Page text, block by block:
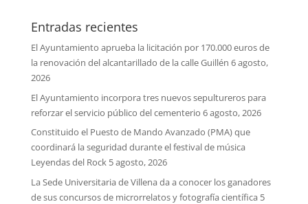
Entradas recientes
El Ayuntamiento aprueba la licitación por 170.000 euros de
la renovación del alcantarillado de la calle Guillén 6 agosto,
2026
El Ayuntamiento incorpora tres nuevos sepultureros para
reforzar el servicio público del cementerio 6 agosto, 2026
Constituido el Puesto de Mando Avanzado (PMA) que
coordinará la seguridad durante el festival de música
Leyendas del Rock 5 agosto, 2026
La Sede Universitaria de Villena da a conocer los ganadores
de sus concursos de microrrelatos y fotografía científica 5